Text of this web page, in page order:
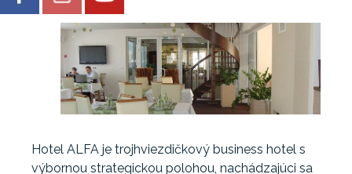
Hotel ALFA je trojhviezdičkový business hotel s
výbornou strategickou polohou, nachádzajúci sa